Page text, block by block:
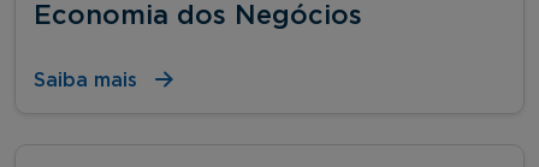
Economia dos Negócios
Saiba mais